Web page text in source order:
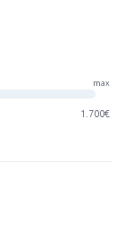
max
1.700€